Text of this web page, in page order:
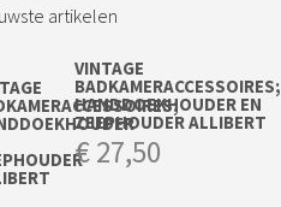
artikelen
VINTAGE
BADKAMERACCESSOIRES;
HANDDOEKHOUDER EN
ZEEPHOUDER ALLIBERT
€27,50